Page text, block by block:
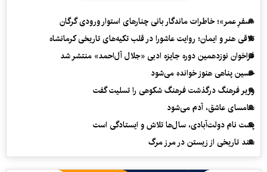
«سفرِ عمر»؛ خاطرات ماندگار بانی چنارهای استوار ورودی گرگان
تلاقی هنر و ایمان؛ روایت عاشورا در قلب تکیه‌های تاریخی کرمانشاه
فراخوان نوزدهمین دوره جایزه ادبی «جلال آل‌احمد» منتشر شد
حسین پناهی هنوز خوانده می‌شود
وزیر فرهنگ درگذشت فرهنگ شکوهی را تسلیت گفت
سامسای عاشق، آدم می‌شود
پشت نام دولت‌آبادی، سال‌ها تلاش و ایستادگی است
سند تاریخی از زیستن در مرز مرگ